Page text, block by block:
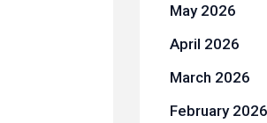
May 2026
April 2026
March 2026
February 2026